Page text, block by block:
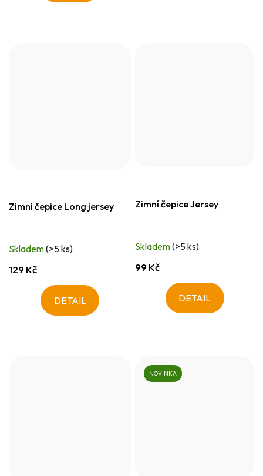
Zimní čepice Long jersey
Skladem(>5 ks)
129 Kč
DETAIL
Zimní čepice Jersey
Skladem(>5 ks)
99 Kč
DETAIL
NOVINKA